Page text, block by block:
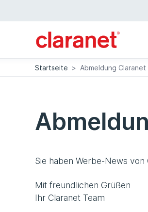
Startseite > Abmeldung
Sie haben Werbe-News
Mit freundlichen Grüßen
Ihr Claranet Team